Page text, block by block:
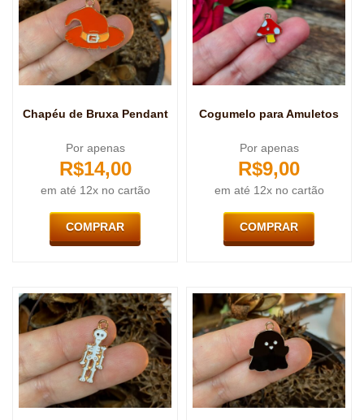
Chapéu de Bruxa Pendant
Por apenas
R$14,00
em até 12x no cartão
COMPRAR
Cogumelo para Amuletos
Por apenas
R$9,00
em até 12x no cartão
COMPRAR